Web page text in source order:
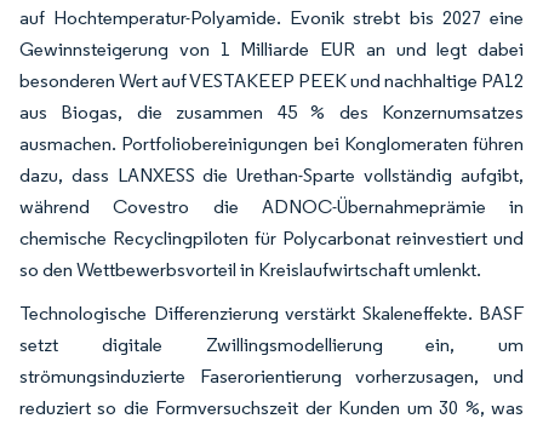
auf Hochtemperatur-Polyamide. Evonik strebt bis 2027 eine
Gewinnsteigerung von 1 Milliarde EUR an und legt dabei
besonderen Wert auf VESTAKEEP PEEK und nachhaltige PA12
aus Biogas, die zusammen 45 % des Konzernumsatzes
ausmachen. Portfoliobereinigungen bei Konglomeraten führen
dazu, dass LANXESS die Urethan-Sparte vollständig aufgibt,
während Covestro die ADNOC-Übernahmeprämie in
chemische Recyclingpiloten für Polycarbonat reinvestiert und
so den Wettbewerbsvorteil in Kreislaufwirtschaft umlenkt.
Technologische Differenzierung verstärkt Skaleneffekte. BASF
setzt digitale Zwillingsmodellierung ein, um
strömungsinduzierte Faserorientierung vorherzusagen, und
reduziert so die Formversuchszeit der Kunden um 30 %, was